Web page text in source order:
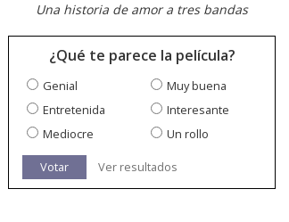
Una historia de amor a tres bandas
¿Qué te parece la película?
Genial
Muy buena
Entretenida
Interesante
Mediocre
Un rollo
Votar Ver resultados